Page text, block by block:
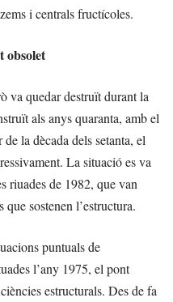
i centrals fructícoles.
obsolet
va quedar destruït durant la
als anys quaranta, amb el
la dècada dels setanta, el
La situació es va
riuades de 1982, que van
sostenen l’estructura.
puntuals de
l’any 1975, el pont
estructurals. Des de fa